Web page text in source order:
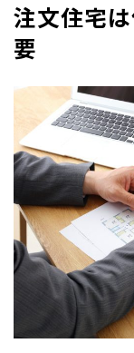
注文住宅
要